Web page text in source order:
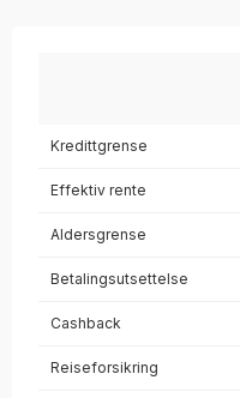
Kredittgrense
Effektiv rente
Aldersgrense
Betalingsutsettelse
Cashback
Reiseforsikring